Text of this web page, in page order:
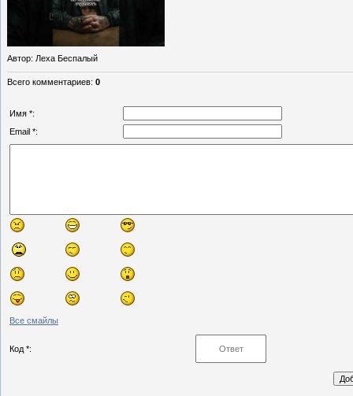
Автор: Леха Беспалый
Всего комментариев: 0
Имя *:
Email *:
Все смайлы
Код *: